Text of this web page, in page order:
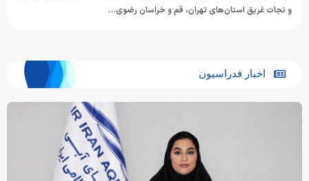
و نجات غریق استان‌های تهران، قم و خراسان رضوی…
اخبار فدراسیون